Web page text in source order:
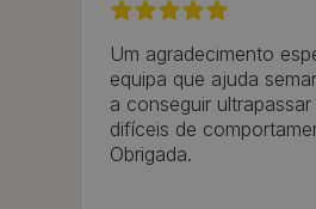
Um agradecimento
equipa que ajuda
a conseguir
difíceis de
Obrigada.